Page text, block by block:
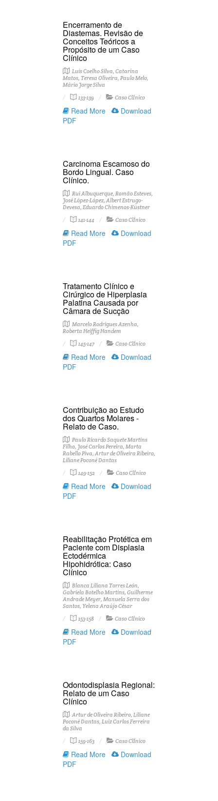
Encerramento de
Diastemas. Revisão de
Conceitos Teóricos a
Propósito de um Caso
Clínico
Luís Coelho Silva, Catarina
Matos, Teresa Oliveira, Paulo Melo,
Mário Jorge Silva
133-139
Caso ClÍnico
Read More
Download
PDF
Carcinoma Escamoso do
Bordo Lingual. Caso
Clínico.
Rui Albuquerque, Romão Esteves,
José López-López, Albert Estrugo-
Devesa, Eduardo Chimenos-Küstner
141-144
Caso ClÍnico
Read More
Download
PDF
Tratamento Clínico e
Cirúrgico de Hiperplasia
Palatina Causada por
Câmara de Sucção
Marcelo Rodrigues Azenha,
Roberta Heiffig Handem
145-147
Caso ClÍnico
Read More
Download
PDF
Contribuição ao Estudo
dos Quartos Molares -
Relato de Caso.
Paulo Ricardo Saquete Martins
Filho, José Carlos Pereira, Marta
Rabello Piva, Artur de Oliveira Ribeiro,
Liliane Poconé Dantas
149-152
Caso ClÍnico
Read More
Download
PDF
Reabilitação Protética em
Paciente com Displasia
Ectodérmica
Hipohidrótica: Caso
Clínico
Blanca Liliana Torres León,
Gabriela Botelho Martins, Guilherme
Andrade Meyer, Manuela Serra dos
Santos, Yelena Araújo César
153-158
Caso ClÍnico
Read More
Download
PDF
Odontodisplasia Regional:
Relato de um Caso
Clínico
Artur de Oliveira Ribeiro, Liliane
Poconé Dantas, Luiz Carlos Ferreira
da Silva
159-163
Caso ClÍnico
Read More
Download
PDF